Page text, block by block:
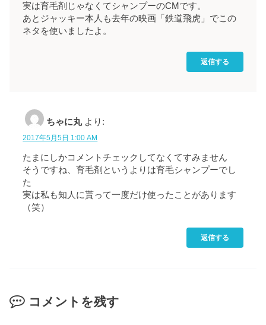
実は育毛剤じゃなくてシャンプーのCMです。
あとジャッキー本人も去年の映画「鉄道飛虎」でこの
ネタを使いましたよ。
返信する
ちゃに丸 より:
2017年5月5日 1:00 AM
たまにしかコメントチェックしてなくてすみません
そうですね、育毛剤というよりは育毛シャンプーでし
た
実は私も知人に貰って一度だけ使ったことがあります
（笑）
返信する
コメントを残す